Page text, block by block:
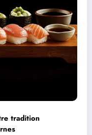
tradition